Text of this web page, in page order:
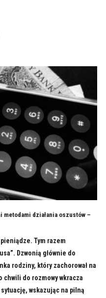
działania oszustów –
pieniądze. Tym razem
Dzwonią głównie do
rodziny, który zachorował na
chwili do rozmowy wkracza
wskazując na pilną